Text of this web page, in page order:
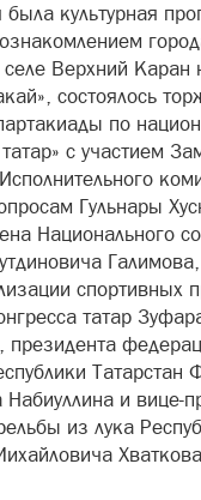
культурная
Верхний Каран
состоялось
по
с участием
Гульнары
Национального
спортивных
татар
президента
Татарстан
и вице-
из лука